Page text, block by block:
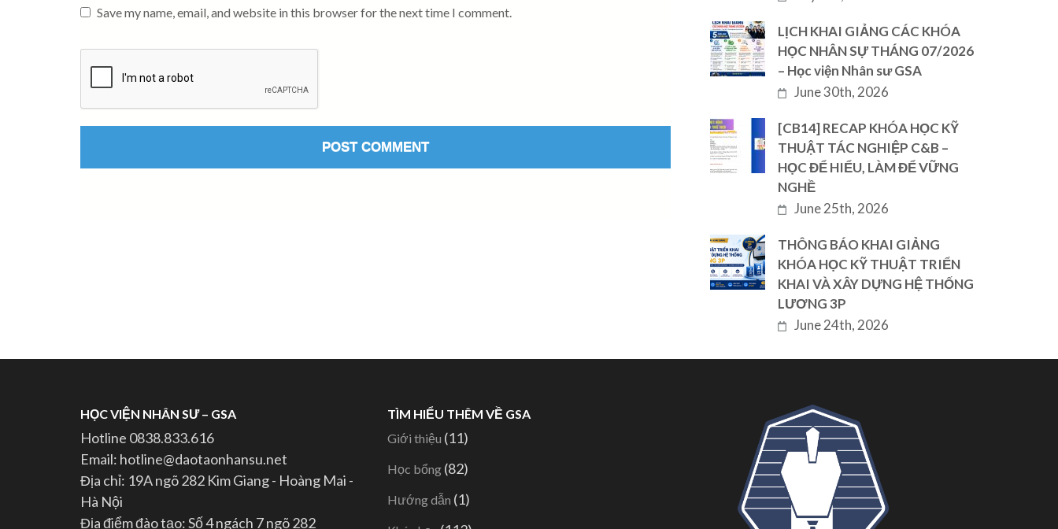
Save my name, email, and website in this browser for the next time I comment.
LỊCH KHAI GIẢNG CÁC KHÓA
HỌC NHÂN SỰ THÁNG 07/2026
– Học viện Nhân sư GSA
June 30th, 2026
[CB14] RECAP KHÓA HỌC KỸ
THUẬT TÁC NGHIỆP C&B –
HỌC ĐỂ HIỂU, LÀM ĐỂ VỮNG
NGHỀ
June 25th, 2026
THÔNG BÁO KHAI GIẢNG
KHÓA HỌC KỸ THUẬT TRIỂN
KHAI VÀ XÂY DỰNG HỆ THỐNG
LƯƠNG 3P
June 24th, 2026
HỌC VIỆN NHÂN SƯ – GSA
Hotline 0838.833.616
Email: hotline@daotaonhansu.net
Địa chỉ: 19A ngõ 282 Kim Giang - Hoàng Mai -
Hà Nội
Địa điểm đào tạo: Số 4 ngách 7 ngõ 282
TÌM HIỂU THÊM VỀ GSA
Giới thiệu (11)
Học bổng(82)
Hướng dẫn (1)